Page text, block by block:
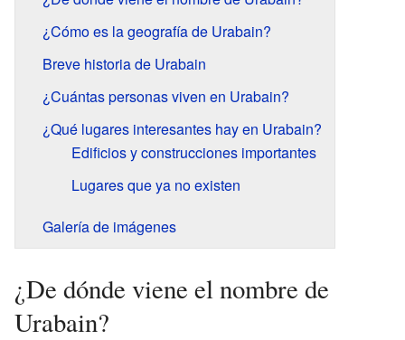
¿Cómo es la geografía de Urabain?
Breve historia de Urabain
¿Cuántas personas viven en Urabain?
¿Qué lugares interesantes hay en Urabain?
Edificios y construcciones importantes
Lugares que ya no existen
Galería de imágenes
¿De dónde viene el nombre de
Urabain?